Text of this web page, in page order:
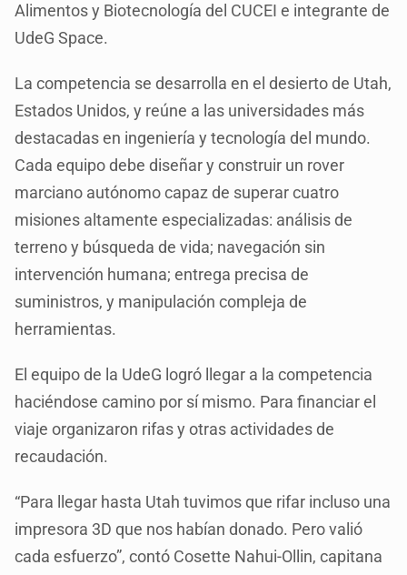
Alimentos y Biotecnología del CUCEI e integrante de
UdeG Space.
La competencia se desarrolla en el desierto de Utah,
Estados Unidos, y reúne a las universidades más
destacadas en ingeniería y tecnología del mundo.
Cada equipo debe diseñar y construir un rover
marciano autónomo capaz de superar cuatro
misiones altamente especializadas: análisis de
terreno y búsqueda de vida; navegación sin
intervención humana; entrega precisa de
suministros, y manipulación compleja de
herramientas.
El equipo de la UdeG logró llegar a la competencia
haciéndose camino por sí mismo. Para financiar el
viaje organizaron rifas y otras actividades de
recaudación.
“Para llegar hasta Utah tuvimos que rifar incluso una
impresora 3D que nos habían donado. Pero valió
cada esfuerzo”, contó Cosette Nahui-Ollin, capitana